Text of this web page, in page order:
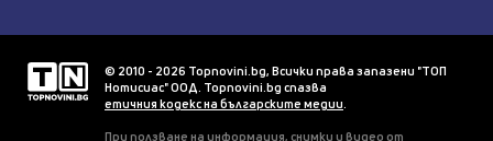
© 2010 - 2026 Topnovini.bg, Всички права запазени "ТОП
Нотисиас" ООД. Topnovini.bg спазва
етичния кодекс на българските медии
При ползване на информация, снимки и видео от